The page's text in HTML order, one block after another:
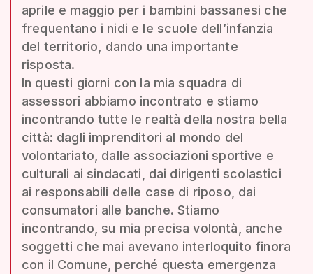
aprile e maggio per i bambini bassanesi che
frequentano i nidi e le scuole dell’infanzia
del territorio, dando una importante
risposta.
In questi giorni con la mia squadra di
assessori abbiamo incontrato e stiamo
incontrando tutte le realtà della nostra bella
città: dagli imprenditori al mondo del
volontariato, dalle associazioni sportive e
culturali ai sindacati, dai dirigenti scolastici
ai responsabili delle case di riposo, dai
consumatori alle banche. Stiamo
incontrando, su mia precisa volontà, anche
soggetti che mai avevano interloquito finora
con il Comune, perché questa emergenza